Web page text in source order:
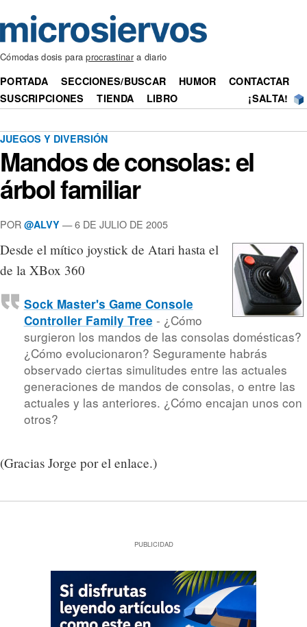
Cómodas dosis paraprocrastinara diario
PORTADA SECCIONES/BUSCAR HUMOR
CONTACTAR
SUSCRIPCIONES
TIENDA LIBRO ¡SALTA!
JUEGOS Y DIVERSIÓN
Mandos de consolas: el
árbol familiar
POR @ALVY — 6 DE JULIO DE 2005
Desde el mítico joystick de Atari hasta el
de la XBox 360
Sock Master's Game Console
Controller Family Tree - ¿Cómo
surgieron los mandos de las consolas domésticas?
¿Cómo evolucionaron? Seguramente habrás
observado ciertas simulitudes entre las actuales
generaciones de mandos de consolas, o entre las
actuales y las anteriores. ¿Cómo encajan unos con
otros?
(Gracias Jorge por el enlace.)
PUBLICIDAD